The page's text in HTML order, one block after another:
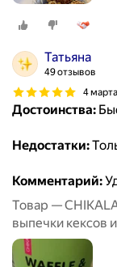
Татьяна
49 отзывов
4
Достоинства:
Недостатки:
Комментарий:
Товар —
выпечки кексов